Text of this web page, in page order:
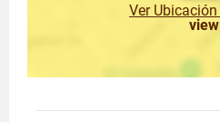
Ver Ubicación
view